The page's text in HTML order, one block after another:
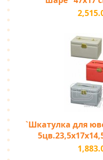
`Шкатулка для